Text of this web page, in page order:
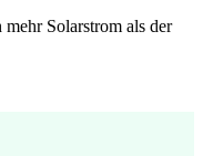
Solarstrom als der